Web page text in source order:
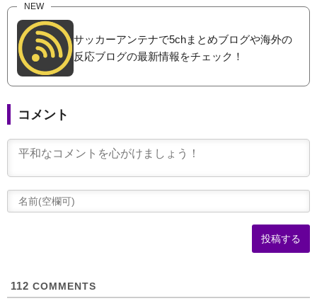
NEW
サッカーアンテナで5chまとめブログや海外の
反応ブログの最新情報をチェック！
コメント
112 COMMENTS